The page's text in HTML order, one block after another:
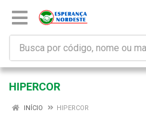
HIPERCOR
INÍCIO HIPERCOR